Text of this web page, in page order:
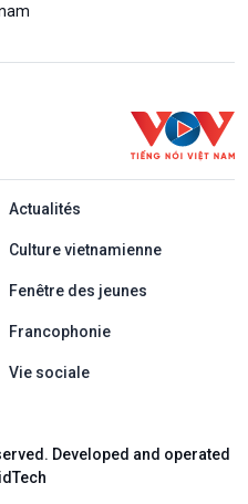
Actualités
Culture vietnamienne
Fenêtre des jeunes
Francophonie
Vie sociale
Developed and operated